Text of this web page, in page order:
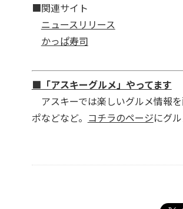
■関連サイト
ニュースリリース
かっぱ寿司
■「アスキーグルメ」やってます
アスキーでは楽しいグルメ情報
ポなどなど。 コチラのページにグ